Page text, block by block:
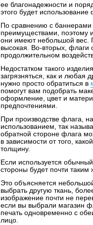
ее благонадежности и
этого будет использование
По сравнению с
преимуществами, поэтому
они имеют небольшой вес.
высокая. Во-вторых, флаги
продолжительном
Недостатком такого
загрязняться, как и любая
нужно просто обратиться в
помогут вам подобрать
оформление, цвет и
предпочтениями.
При производстве флага,
использованием, так
обратной стороне флага
в зависимости от того,
толщину.
Если используется
стороны будет почти таким
Это объясняется
выбрать другую ткань,
изображение почти не
если вы выбрали магазин
печать одновременно с
лицо.